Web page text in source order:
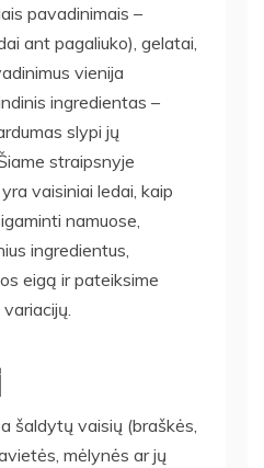
pavadinimais –
ant pagaliuko), gelatai,
vienija
ingredientas –
slypi jų
straipsnyje
vaisiniai ledai, kaip
namuose,
ingredientus,
eigą ir pateiksime
šaldytų vaisių (braškės,
mėlynės ar jų